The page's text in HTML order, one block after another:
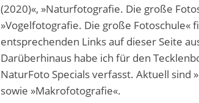
(2020)«, »Naturfotografie. Die große
»Vogelfotografie. Die große Fotoschule«
entsprechenden Links auf dieser Seite
Darüberhinaus habe ich für den
NaturFoto Specials verfasst. Aktuell sind
sowie »Makrofotografie«.